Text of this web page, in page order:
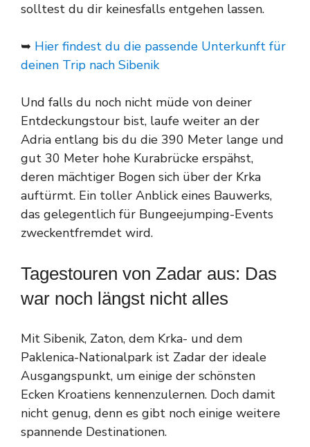
solltest du dir keinesfalls entgehen lassen.
➥ Hier findest du die passende Unterkunft für
deinen Trip nach Sibenik
Und falls du noch nicht müde von deiner
Entdeckungstour bist, laufe weiter an der
Adria entlang bis du die 390 Meter lange und
gut 30 Meter hohe Kurabrücke erspähst,
deren mächtiger Bogen sich über der Krka
auftürmt. Ein toller Anblick eines Bauwerks,
das gelegentlich für Bungeejumping-Events
zweckentfremdet wird.
Tagestouren von Zadar aus: Das
war noch längst nicht alles
Mit Sibenik, Zaton, dem Krka- und dem
Paklenica-Nationalpark ist Zadar der ideale
Ausgangspunkt, um einige der schönsten
Ecken Kroatiens kennenzulernen. Doch damit
nicht genug, denn es gibt noch einige weitere
spannende Destinationen.